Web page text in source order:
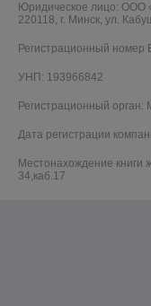
Юридическое лицо: ООО
220118, г. Минск, ул.
Регистрационный номер
УНП: 193966842
Регистрационный орган:
Дата регистрации
Местонахождение книги
34,каб.17